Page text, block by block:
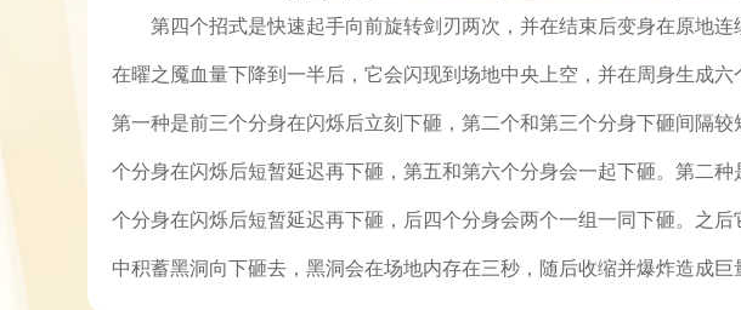
第四个招式是快速起手向前旋转剑刃两次，并在结束后变身在原地连
在曜之魇血量下降到一半后，它会闪现到场地中央上空，并在周身生成六
第一种是前三个分身在闪烁后立刻下砸，第二个和第三个分身下砸间隔
个分身在闪烁后短暂延迟再下砸，第五和第六个分身会一起下砸。第二
个分身在闪烁后短暂延迟再下砸，后四个分身会两个一组一同下砸。之
中积蓄黑洞向下砸去，黑洞会在场地内存在三秒，随后收缩并爆炸造成巨